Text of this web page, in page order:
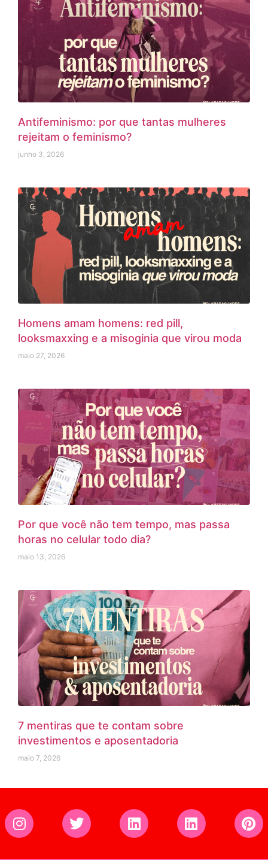
Antifeminismo: por que tantas mulheres
rejeitam o feminismo?
junho 3, 2026
Homens amam homens: red pill,
looksmaxxing e a misoginia que virou moda
maio 27, 2026
Por que você não tem tempo, mas passa
horas no celular todo dia?
maio 13, 2026
7 mentiras que te contam sobre
investimentos e aposentadoria
maio 7, 2026